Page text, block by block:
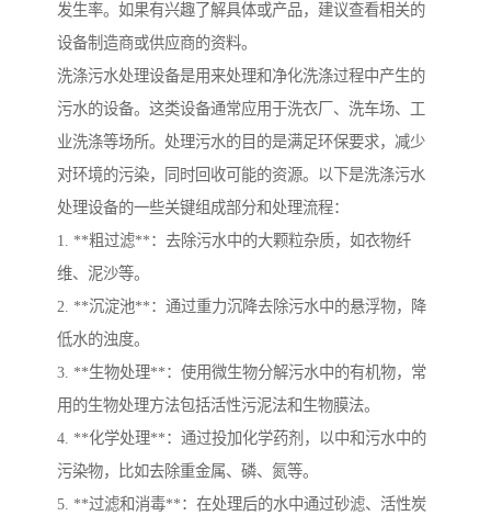
发生率。如果有兴趣了解具体或产品，建议查看相关的
设备制造商或供应商的资料。
洗涤污水处理设备是用来处理和净化洗涤过程中产生的
污水的设备。这类设备通常应用于洗衣厂、洗车场、工
业洗涤等场所。处理污水的目的是满足环保要求，减少
对环境的污染，同时回收可能的资源。以下是洗涤污水
处理设备的一些关键组成部分和处理流程：
1. **粗过滤**：去除污水中的大颗粒杂质，如衣物纤
维、泥沙等。
2. **沉淀池**：通过重力沉降去除污水中的悬浮物，降
低水的浊度。
3. **生物处理**：使用微生物分解污水中的有机物，常
用的生物处理方法包括活性污泥法和生物膜法。
4. **化学处理**：通过投加化学药剂，以中和污水中的
污染物，比如去除重金属、磷、氮等。
5. **过滤和消毒**：在处理后的水中通过砂滤、活性炭